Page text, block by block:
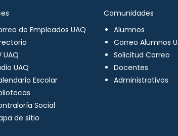
de Empleados UAQ
UAQ
UAQ
Escolar
Social
de sitio
Comunidades
Alumnos
Correo Alumnos
Solicitud Correo
Docentes
Administrativos